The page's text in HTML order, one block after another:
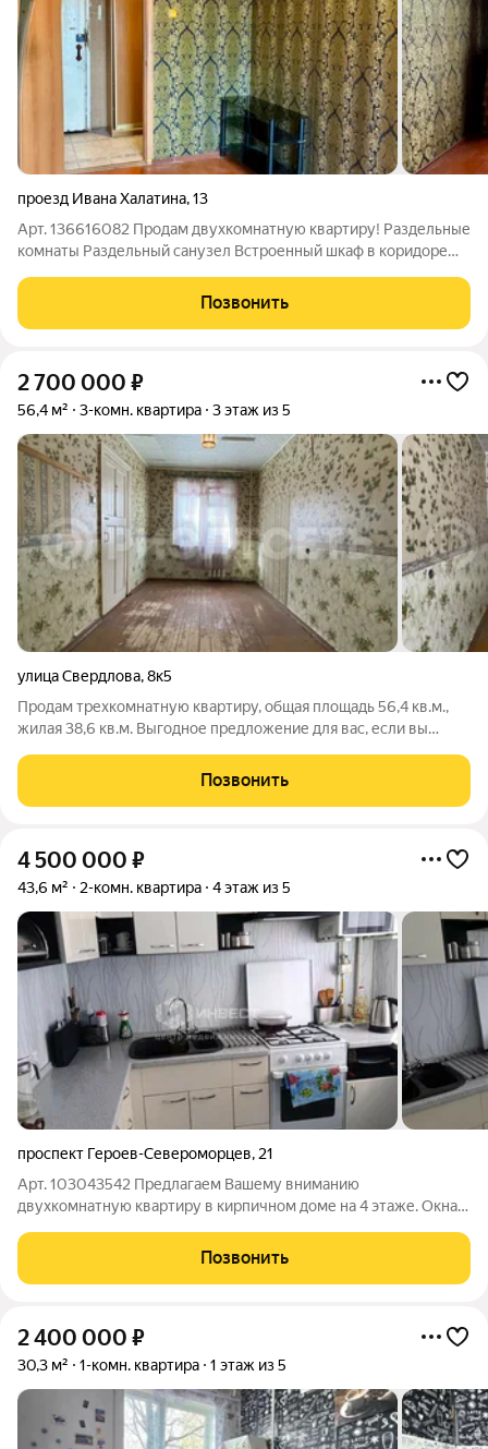
проезд Ивана Халатина,13
Арт. 136616082 Продам двухкомнатную квартиру! Раздельные
комнаты Раздельный санузел Встроенный шкаф в коридоре
ремонт Отличная инфраструктура: -во дворе дома детская
площадка -в пешей
Позвонить
2 700 000 ₽
56,4 м² 3-комн. квартира 3 этаж из 5
улица Свердлова,8к5
Продам трехкомнатную квартиру, общая площадь 56,4 кв.м.,
жилая 38,6 кв.м. Выгодное предложение для вас, если вы
изолированные. В одной из комнат есть большая кладовка,
можно оборудовать под
Позвонить
4 500 000 ₽
43,6 м² 2-комн. квартира 4 этаж из 5
проспект Героев-Североморцев, 21
Арт. 103043542 Предлагаем Вашему вниманию
двухкомнатную квартиру в кирпичном доме на 4 этаже. Окна
косметический ремонт, заменены все окна, проводка и трубы.
В комнатах натяжные потолки, в
Позвонить
2 400 000 ₽
30,3 м² 1-комн. квартира 1 этаж из 5